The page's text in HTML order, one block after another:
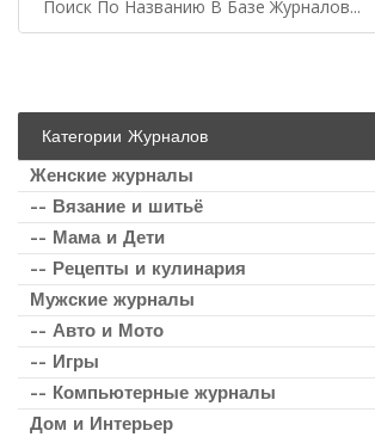
Категории Журналов
Женские журналы
-- Вязание и шитьё
-- Мама и Дети
-- Рецепты и кулинария
Мужские журналы
-- Авто и Мото
-- Игры
-- Компьютерные журналы
Дом и Интерьер